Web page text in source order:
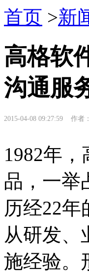
首页 >新
高格软
沟通服
2015-04-08 09:27:59 作者
1982年
品，一举
历经22
从研发、
施经验。